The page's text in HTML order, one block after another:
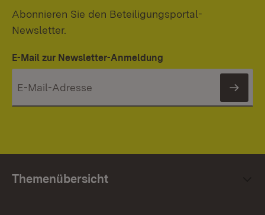
Abonnieren Sie den Beteiligungsportal-
Newsletter.
E-Mail zur Newsletter-Anmeldung
Themenübersicht